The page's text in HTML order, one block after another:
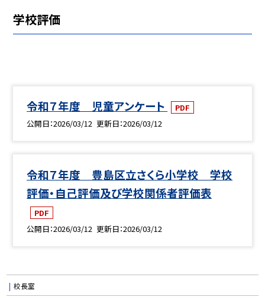
学校評価
令和７年度 児童アンケート
PDF
公開日 2026/03/12 更新日 2026/03/12
令和７年度 豊島区立さくら小学校 学校
評価・自己評価及び学校関係者評価表
PDF
公開日 2026/03/12 更新日 2026/03/12
校長室